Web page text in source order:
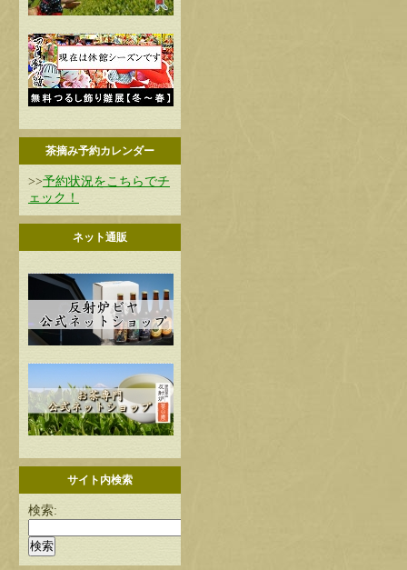
茶摘み予約カレンダー
>>予約状況をこちらでチ
ェック！
ネット通販
サイト内検索
検索: